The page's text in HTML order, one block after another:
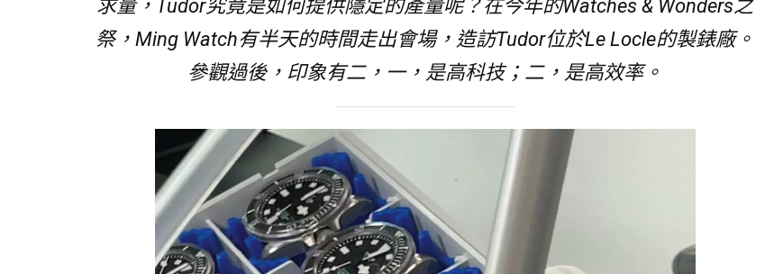
求量，Tudor究竟是如何提供隱定的產量呢？在今年的Watches & Wonders之
祭，Ming Watch有半天的時間走出會場，造訪Tudor位於Le Locle的製錶廠。
參觀過後，印象有二，一，是高科技；二，是高效率。